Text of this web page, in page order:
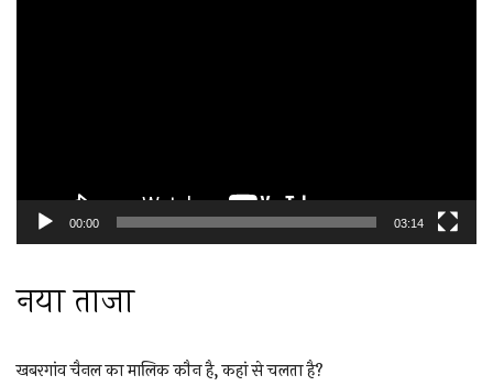
00:00 03:14
नया ताजा
खबरगांव चैनल का मालिक कौन है, कहां से चलता है?